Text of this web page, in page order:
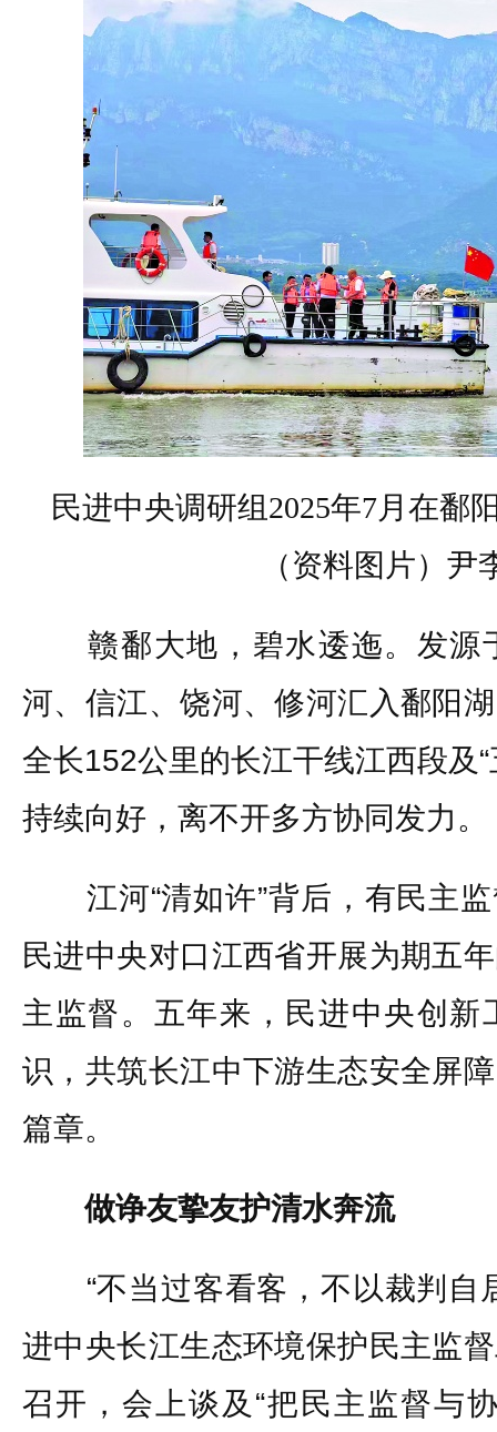
民进中央调研组2025年7月在鄱
（资料图片）尹
赣鄱大地，碧水逶迤。发源
河、信江、饶河、修河汇入鄱阳
全长152公里的长江干线江西段及
持续向好，离不开多方协同发力。
江河“清如许”背后，有民主监
民进中央对口江西省开展为期五
主监督。五年来，民进中央创新
识，共筑长江中下游生态安全屏
篇章。
做诤友挚友护清水奔流
“不当过客看客，不以裁判自
进中央长江生态环境保护民主监
召开，会上谈及“把民主监督与